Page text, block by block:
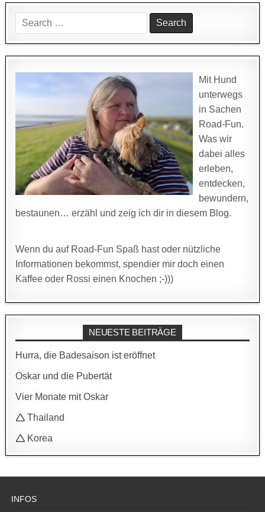
Search
for:
Mit Hund
unterwegs
in Sachen
Road-Fun.
Was wir
dabei alles
erleben,
entdecken,
bewundern,
bestaunen… erzähl und zeig ich dir in diesem Blog.
Wenn du auf Road-Fun Spaß hast oder nützliche
Informationen bekommst, spendier mir doch einen
Kaffee oder Rossi einen Knochen ;-)))
NEUESTE BEITRÄGE
Hurra, die Badesaison ist eröffnet
Oskar und die Pubertät
Vier Monate mit Oskar
🛆 Thailand
🛆 Korea
INFOS